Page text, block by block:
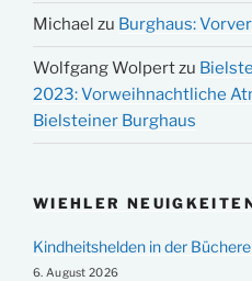
Michael zu Burghaus:
Wolfgang Wolpertzu
2023: Vorweihnachtliche
Bielsteiner Burghaus
WIEHLER
Kindheitshelden in der
6. August 2026